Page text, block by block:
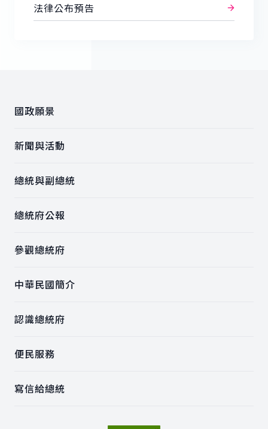
法律公布預告
國政願景
新聞與活動
總統與副總統
總統府公報
參觀總統府
中華民國簡介
認識總統府
便民服務
寫信給總統